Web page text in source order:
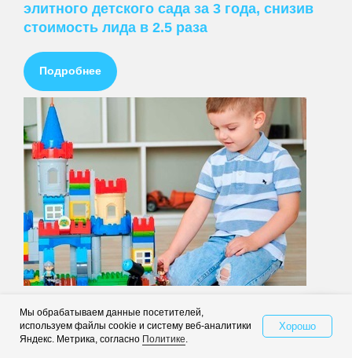
элитного детского сада за 3 года, снизив
стоимость лида в 2.5 раза
Подробнее
как мы продвигали детский сад с
помощью контекста и таргета и что
оказалось эффективнее
ПРЕДЛАГАЕМ
Ведение контекстной рекламы
Настройка контекстной рекламы
Стоимость контекстной рекламы
Свяжитесь с нами
Мы обрабатываем данные посетителей,
используем файлы cookie и систему веб-аналитики
Яндекс. Метрика, согласно Политике.
Хорошо